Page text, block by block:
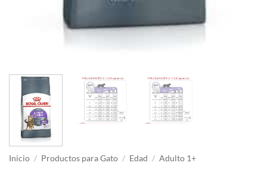
Inicio / Productos para Gato / Edad / Adulto 1+